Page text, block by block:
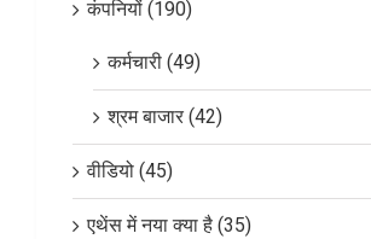
कंपनियों (190)
कर्मचारी (49)
श्रम बाजार (42)
वीडियो (45)
एथेंस में नया क्या है (35)